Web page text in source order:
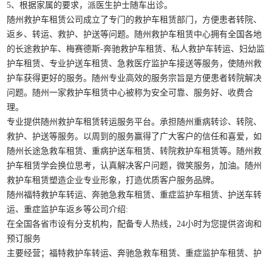
5、根据家属的要求，派医生护士随车出诊。
随州救护车租赁公司成立了专门的救护车租赁部门，方便患者转院、
返乡、转运、救护、护送等问题。随州救护车租赁中心拥有全国各地
的长途救护车、梅赛德斯-奔驰救护车租赁、私人救护车转运、妇幼监
护车租赁、专业护送车租赁、急救医疗监护车接送等服务，使随州救
护车获得更好的服务。随州专业高效的服务宗旨是方便患者转院解决
问题。随州一家救护车租赁中心被称为安全可靠、服务好、收费合
理。
专业提供随州救护车租赁转运服务平台。承担随州重病转诊、转院、
救护、护送等服务。以周到的服务赢得了广大客户的信任和喜爱，如
随州长途急救车租赁、重病护送车租赁、转院救护车租赁等。随州救
护车租赁学会换位思考，认真解决客户问题，微笑服务，加油。随州
救护车租赁塑造企业专业形象，打造优质客户服务品牌。
随州福特救护车转运、奔驰急救车租赁、重症监护车租赁、护送车转
运、重症监护车返乡等公司介绍:
在全国各省市设有分支机构，配备专人热线，24小时为您提供咨询和
预订服务
主要经营；福特救护车转运、奔驰急救车租赁、重症监护车租赁、护